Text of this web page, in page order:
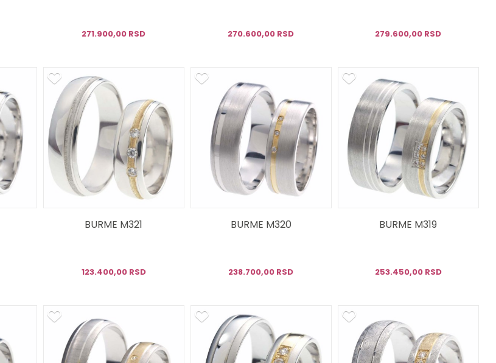
271.900,00 RSD 270.600,00 RSD 279.600,00 RSD
BURME M321
123.400,00 RSD
BURME M320
238.700,00 RSD
BURME M319
253.450,00 RSD